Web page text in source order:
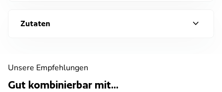
Zutaten expand_more
Unsere Empfehlungen
Gut kombinierbar mit...